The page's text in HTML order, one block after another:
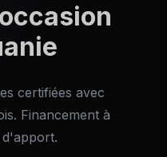
certifiées avec
Financement à